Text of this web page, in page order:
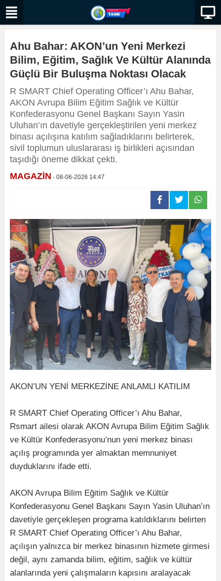
Ahu Bahar: AKON’un Yeni Merkezi
Bilim, Eğitim, Sağlık Ve Kültür Alanında
Güçlü Bir Buluşma Noktası Olacak
R SMART Chief Operating Officer’ı Ahu Bahar,
AKON Avrupa Bilim Eğitim Sağlık ve Kültür
Konfederasyonu Genel Başkanı Sayın Yasin
Uluhan’ın davetiyle gerçekleştirilen yeni merkez
binası açılışına katılım sağladıklarını belirterek,
sivil toplumun uluslararası iş birlikleri açısından
taşıdığı öneme dikkat çekti.
MAGAZİN - 08-06-2026 14:47
AKON’UN YENİ MERKEZİNE ANLAMLI KATILIM
R SMART Chief Operating Officer’ı Ahu Bahar,
Rsmart ailesi olarak AKON Avrupa Bilim Eğitim Sağlık
ve Kültür Konfederasyonu’nun yeni merkez binası
açılış programında yer almaktan memnuniyet
duyduklarını ifade etti.
AKON Avrupa Bilim Eğitim Sağlık ve Kültür
Konfederasyonu Genel Başkanı Sayın Yasin Uluhan’ın
davetiyle gerçekleşen programa katıldıklarını belirten
R SMART Chief Operating Officer’ı Ahu Bahar,
açılışın yalnızca bir merkez binasının hizmete girmesi
değil, aynı zamanda bilim, eğitim, sağlık ve kültür
alanlarında yeni çalışmaların kapısını aralayacak